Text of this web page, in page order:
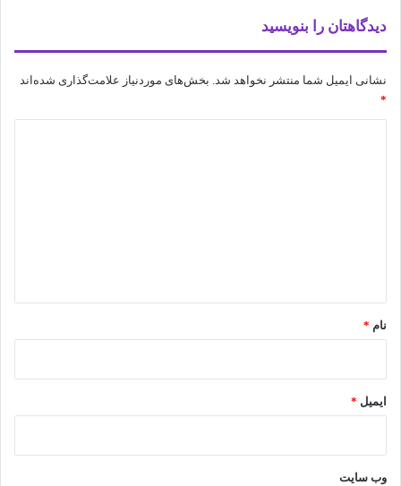
دیدگاهتان را بنویسید
نشانی ایمیل شما منتشر نخواهد شد. بخش‌های موردنیاز علامت‌گذاری شده‌اند
*
نام *
ایمیل *
وب‌ سایت